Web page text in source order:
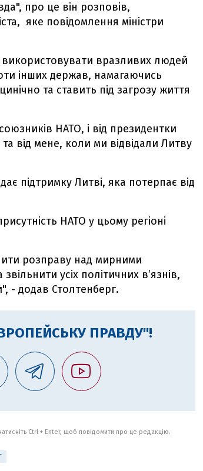
про це він розповів,
яке повідомлення міністри
вразливих людей
інших держав, намагаючись
та ставить під загрозу життя
НАТО, і від президентки
від мене, коли ми відвідали Литву
підтримку Литві, яка потерпає від
НАТО у цьому регіоні
розправу над мирними
усіх політичних в’язнів,
- додав Столтенберг.
ПРАВДУ"!
Ctrl + Enter, щоб повідомити про це редакцію.